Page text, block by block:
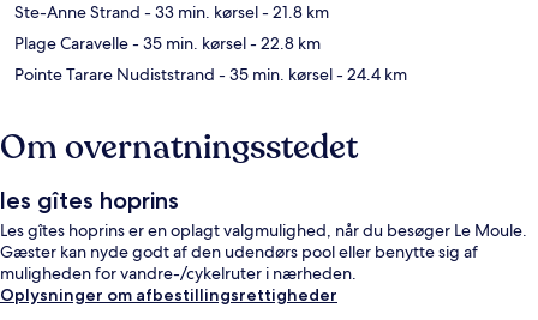
Ste-Anne Strand - 33 min. kørsel- 21.8 km
Plage Caravelle- 35 min. kørsel- 22.8 km
Pointe Tarare Nudiststrand - 35 min. kørsel- 24.4 km
Om overnatningsstedet
les gîtes hoprins
Les gîtes hoprins er en oplagt valgmulighed, når du besøger Le Moule.
Gæster kan nyde godt af den udendørs pool eller benytte sig af
muligheden for vandre-/cykelruter i nærheden.
Oplysninger om afbestillingsrettigheder